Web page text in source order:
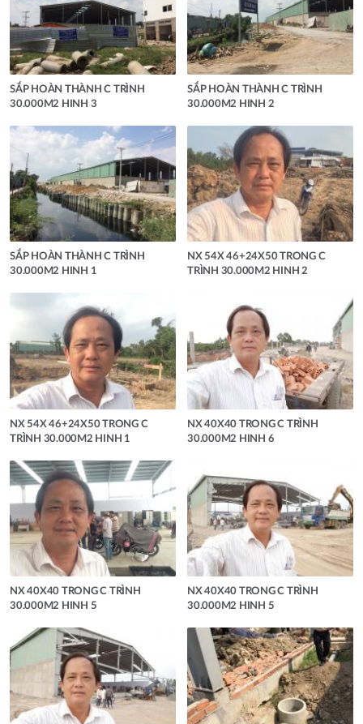
SẮP HOÀN THÀNH C TRÌNH
30.000M2 HINH 3
SẮP HOÀN THÀNH C TRÌNH
30.000M2 HINH 2
SẮP HOÀN THÀNH C TRÌNH
30.000M2 HINH 1
NX 54X 46+24X50 TRONG C
TRÌNH 30.000M2 HINH 2
NX 54X 46+24X50 TRONG C
TRÌNH 30.000M2 HINH 1
NX 40X40 TRONG C TRÌNH
30.000M2 HINH 6
NX 40X40 TRONG C TRÌNH
30.000M2 HINH 5
NX 40X40 TRONG C TRÌNH
30.000M2 HINH 5